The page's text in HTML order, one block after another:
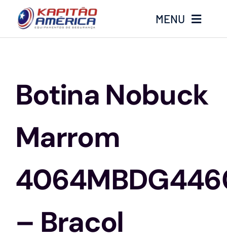
o
MENU
Produtos
Luvas
Altura
Óculos
Botina Nobuck
Marrom
– Bracol